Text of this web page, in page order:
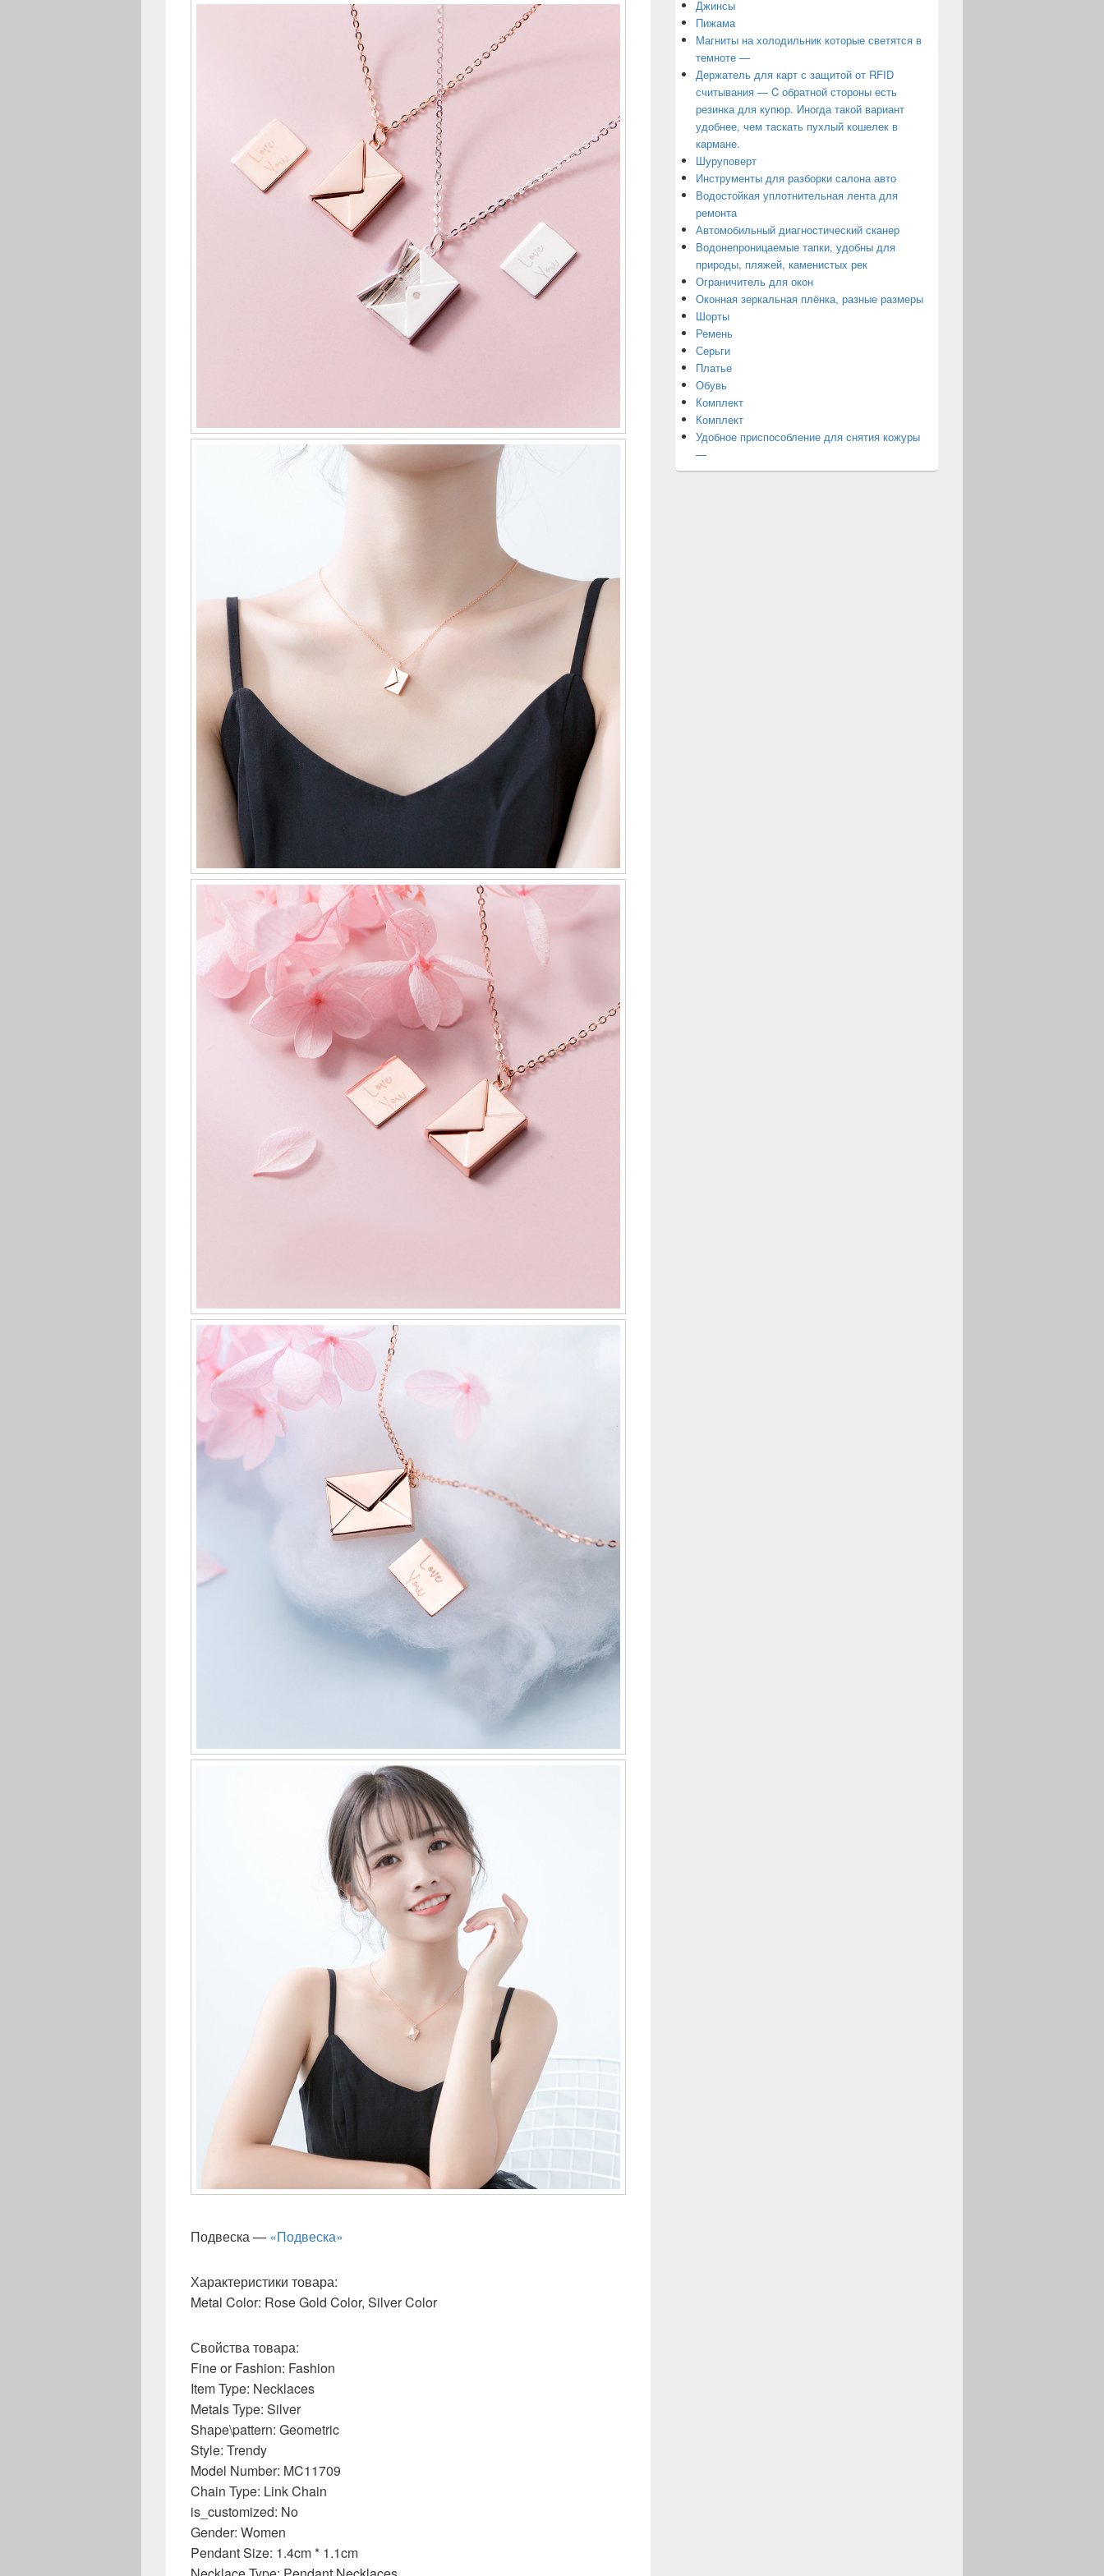
Подвеска — «Подвеска»
Характеристики товара:
Metal Color: Rose Gold Color, Silver Color
Свойства товара:
Fine or Fashion: Fashion
Item Type: Necklaces
Metals Type: Silver
Shape\pattern: Geometric
Style: Trendy
Model Number: MC11709
Chain Type: Link Chain
is_customized: No
Gender: Women
Pendant Size: 1.4cm * 1.1cm
Джинсы
Пижама
Магниты на холодильник которые светятся в
темноте —
Держатель для карт с защитой от RFID
считывания — C обратной стороны есть
резинка для купюр. Иногда такой вариант
удобнее, чем таскать пухлый кошелек в
кармане.
Шуруповерт
Инструменты для разборки салона авто
Водостойкая уплотнительная лента для
ремонта
Автомобильный диагностический сканер
Водонепроницаемые тапки, удобны для
природы, пляжей, каменистых рек
Ограничитель для окон
Оконная зеркальная плёнка, разные размеры
Шорты
Ремень
Серьги
Платье
Обувь
Комплект
Комплект
Удобное приспособление для снятия кожуры
—